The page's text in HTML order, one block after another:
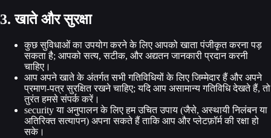
3. खाते और सुरक्षा
कुछ सुविधाओं का उपयोग करने के लिए आपको खाता पंजीकृत करना पड़
सकता है; आपको सत्य, सटीक, और अद्यतन जानकारी प्रदान करनी
चाहिए।
आप अपने खाते के अंतर्गत सभी गतिविधियों के लिए जिम्मेदार हैं और अपने
प्रमाण-पत्र सुरक्षित रखने चाहिए; यदि आप असामान्य गतिविधि देखते हैं, तो
तुरंत हमसे संपर्क करें।
security या अनुपालन के लिए हम उचित उपाय (जैसे, अस्थायी निलंबन या
अतिरिक्त सत्यापन) अपना सकते हैं ताकि आप और प्लेटफ़ॉर्म की रक्षा हो
सके।